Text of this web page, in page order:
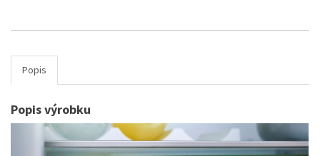
Popis
Popis výrobku